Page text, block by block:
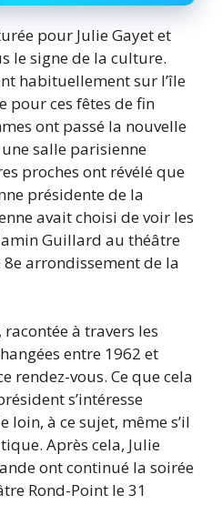
pour Julie Gayet et
le signe de la culture.
habituellement sur l’île
pour ces fêtes de fin
ont passé la nouvelle
salle parisienne
proches ont révélé que
présidente de la
avait choisi de voir les
Guillard au théâtre
arrondissement de la
à travers les
entre 1962 et
rendez-vous. Ce que cela
s’intéresse
loin, à ce sujet, même s’il
Après cela, Julie
ont continué la soirée
Rond-Point le 31